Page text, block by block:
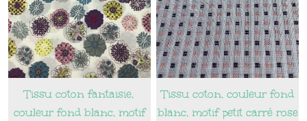
Tissu coton fantaisie,
couleur fond blanc, motif
Tissu coton, couleur fond
blanc, motif petit carré rose